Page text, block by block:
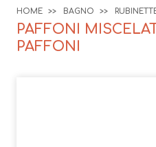
HOME BAGNO
PAFFONI
PAFFONI